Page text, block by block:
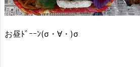
お昼ﾄﾞｰｰﾝ(σ・∀・)σ